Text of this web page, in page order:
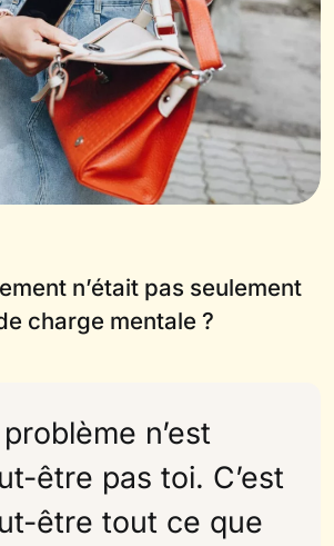
n’était pas seulement
charge mentale ?
n’est
être pas toi. C’est
être tout ce que